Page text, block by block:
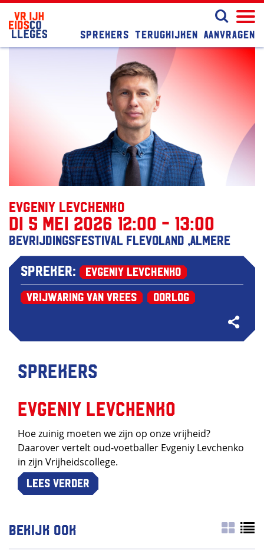
Sprekers Terugkijken Aanvragen
Evgeniy Levchenko
di 5 mei 2026 12:00 - 13:00
Bevrijdingsfestival Flevoland ,Almere
Spreker: Evgeniy Levchenko
Vrijwaring van Vrees Oorlog
Sprekers
Evgeniy Levchenko
Hoe zuinig moeten we zijn op onze vrijheid?
Daarover vertelt oud-voetballer Evgeniy Levchenko
in zijn Vrijheidscollege.
Lees verder
Bekijk ook